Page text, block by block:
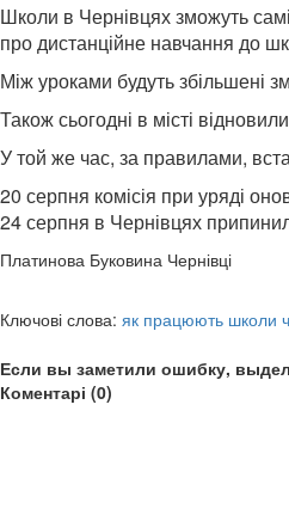
Школи в Чернівцях зможуть
про дистанційне навчання до
Між уроками будуть збільшені
Також сьогодні в місті
У той же час, за правилами,
20 серпня комісія при уряді
24 серпня в Чернівцях
Платинова Буковина Чернівці
Ключові слова: як працюють школи
Если вы заметили ошибку,
Коментарі (0)